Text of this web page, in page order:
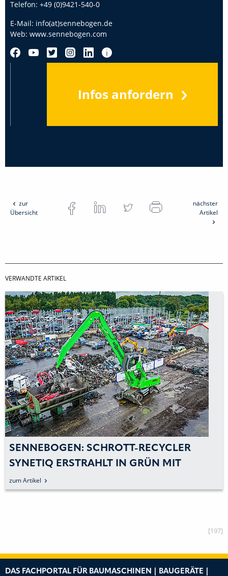
Telefon: +49 (0)9421-540-0
E-Mail: info(at)sennebogen.de
Web: www.sennebogen.com
Infos anfordern
zur
Übersicht
nächster
Artikel
VERWANDTE ARTIKEL
SENNEBOGEN: SCHROTT-RECYCLER
SYNETIQ ERSTRAHLT IN GRÜN MIT
SENNEBOGEN 830 E-SERIE
zum Artikel
[197]
DAS FACHPORTAL FÜR BAUMASCHINEN | BAUGERÄTE |